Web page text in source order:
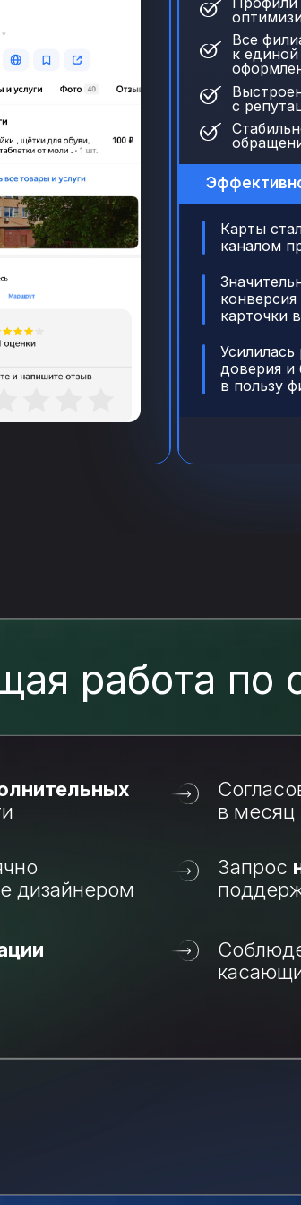
Карты
каналом
карточки
Усилилась
доверия и
в пользу
с
Все
к
в месяц
дизайнером
Запрос
работа по